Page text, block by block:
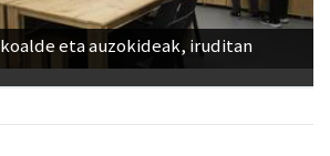
eta auzokideak, iruditan